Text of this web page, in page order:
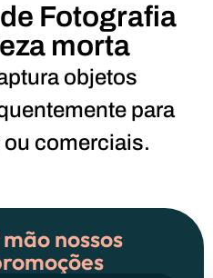
Fotografia
morta
objetos
para
comerciais.
mão nossos